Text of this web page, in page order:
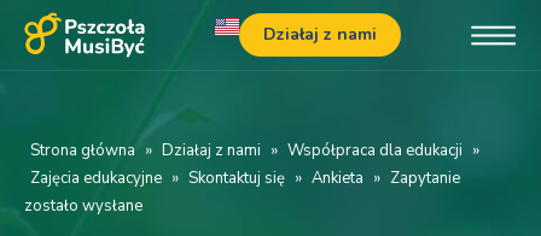
Działaj z nami
Strona główna » Działaj z nami » Współpraca dla edukacji »
Zajęcia edukacyjne » Skontaktuj się » Ankieta » Zapytanie
zostało wysłane